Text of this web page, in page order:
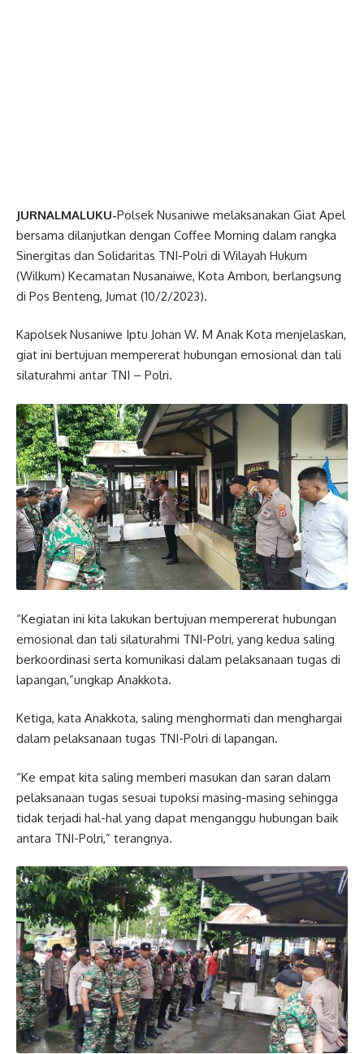
JURNALMALUKU-Polsek Nusaniwe melaksanakan Giat Apel
bersama dilanjutkan dengan Coffee Morning dalam rangka
Sinergitas dan Solidaritas TNI-Polri di Wilayah Hukum
(Wilkum) Kecamatan Nusanaiwe, Kota Ambon, berlangsung
di Pos Benteng, Jumat (10/2/2023).
Kapolsek Nusaniwe Iptu Johan W. M Anak Kota menjelaskan,
giat ini bertujuan mempererat hubungan emosional dan tali
silaturahmi antar TNI – Polri.
“Kegiatan ini kita lakukan bertujuan mempererat hubungan
emosional dan tali silaturahmi TNI-Polri, yang kedua saling
berkoordinasi serta komunikasi dalam pelaksanaan tugas di
lapangan,”ungkap Anakkota.
Ketiga, kata Anakkota, saling menghormati dan menghargai
dalam pelaksanaan tugas TNI-Polri di lapangan.
“Ke empat kita saling memberi masukan dan saran dalam
pelaksanaan tugas sesuai tupoksi masing-masing sehingga
tidak terjadi hal-hal yang dapat menganggu hubungan baik
antara TNI-Polri,” terangnya.